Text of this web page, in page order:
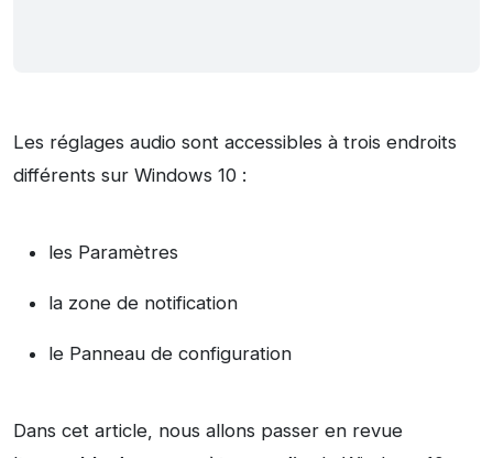
Les réglages audio sont accessibles à trois endroits
différents sur Windows 10 :
les Paramètres
la zone de notification
le Panneau de configuration
Dans cet article, nous allons passer en revue